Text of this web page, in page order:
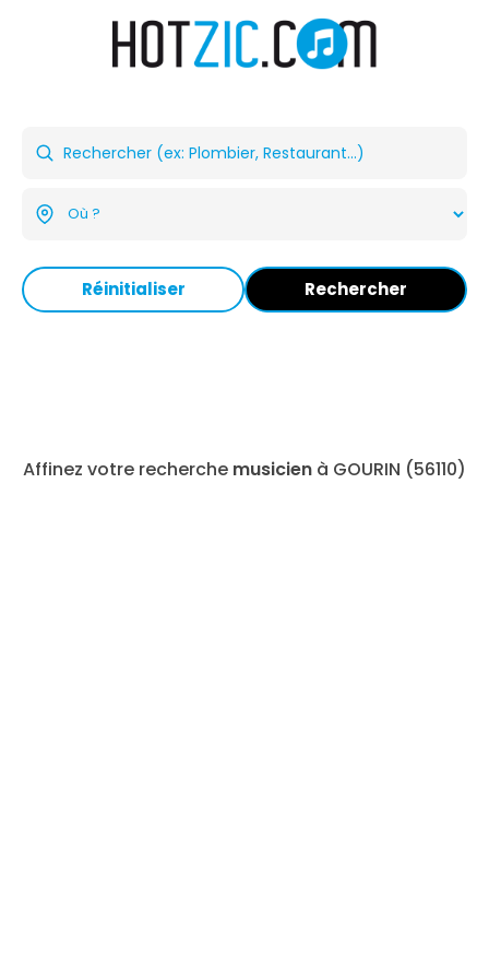
Réinitialiser Rechercher
Affinez votre recherche musicien à GOURIN (56110)